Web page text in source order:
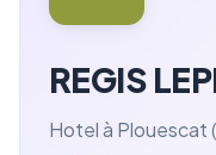
REGIS
Hotel à Plouescat